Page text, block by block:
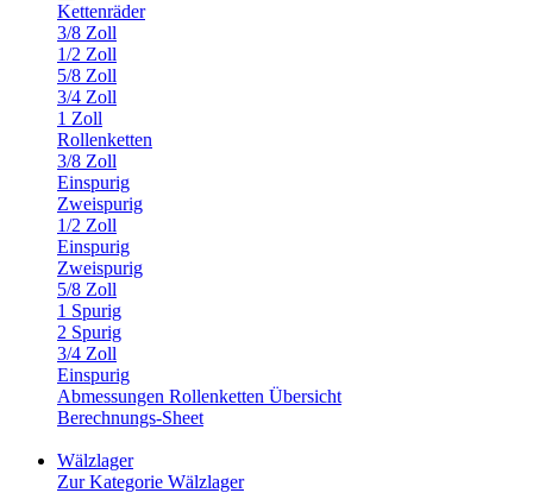
Kettenräder
3/8 Zoll
1/2 Zoll
5/8 Zoll
3/4 Zoll
1 Zoll
Rollenketten
3/8 Zoll
Einspurig
Zweispurig
1/2 Zoll
Einspurig
Zweispurig
5/8 Zoll
1 Spurig
2 Spurig
3/4 Zoll
Einspurig
Abmessungen Rollenketten Übersicht
Berechnungs-Sheet
Wälzlager
Zur Kategorie Wälzlager